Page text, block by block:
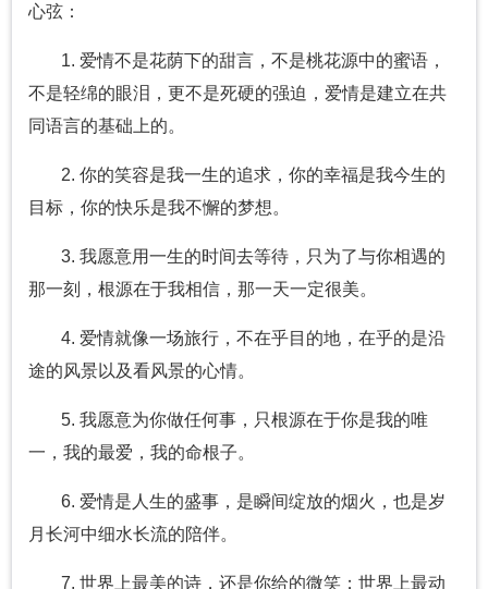
心弦：
1. 爱情不是花荫下的甜言，不是桃花源中的蜜语，
不是轻绵的眼泪，更不是死硬的强迫，爱情是建立在共
同语言的基础上的。
2. 你的笑容是我一生的追求，你的幸福是我今生的
目标，你的快乐是我不懈的梦想。
3. 我愿意用一生的时间去等待，只为了与你相遇的
那一刻，根源在于我相信，那一天一定很美。
4. 爱情就像一场旅行，不在乎目的地，在乎的是沿
途的风景以及看风景的心情。
5. 我愿意为你做任何事，只根源在于你是我的唯
一，我的最爱，我的命根子。
6. 爱情是人生的盛事，是瞬间绽放的烟火，也是岁
月长河中细水长流的陪伴。
7. 世界上最美的诗，还是你给的微笑；世界上最动